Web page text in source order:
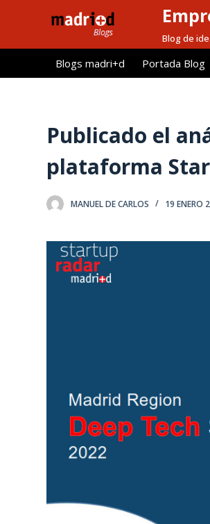
l
Blog de
Blogs madri+d Portada Blog
Publicado el
plataforma
MANUEL DE CARLOS 19 ENERO